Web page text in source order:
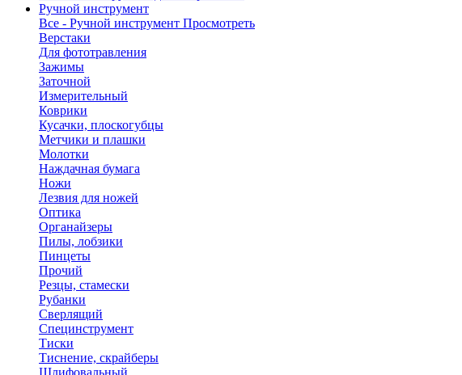
Ручной инструмент
Все - Ручной инструмент Просмотреть
Верстаки
Для фототравления
Зажимы
Заточной
Измерительный
Коврики
Кусачки, плоскогубцы
Метчики и плашки
Молотки
Наждачная бумага
Ножи
Лезвия для ножей
Оптика
Органайзеры
Пилы, лобзики
Пинцеты
Прочий
Резцы, стамески
Рубанки
Сверлящий
Специнструмент
Тиски
Тиснение, скрайберы
Шлифовальный